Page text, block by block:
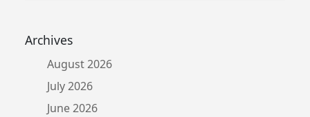
Archives
August 2026
July 2026
June 2026